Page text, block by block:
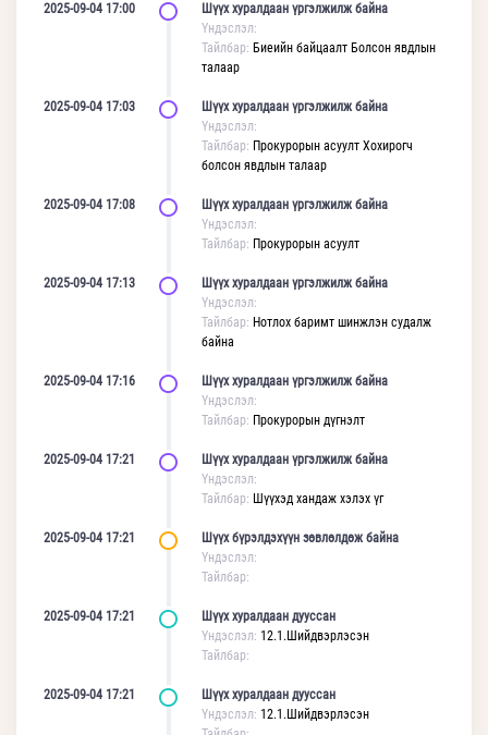
2025-09-04 17:00
Шүүх хуралдаан үргэлжилж байна
Үндэслэл:
Тайлбар: Биеийн байцаалт Болсон явдлын
талаар
2025-09-04 17:03
Шүүх хуралдаан үргэлжилж байна
Үндэслэл:
Тайлбар: Прокурорын асуулт Хохирогч
болсон явдлын талаар
2025-09-04 17:08
Шүүх хуралдаан үргэлжилж байна
Үндэслэл:
Тайлбар: Прокурорын асуулт
2025-09-04 17:13
Шүүх хуралдаан үргэлжилж байна
Үндэслэл:
Тайлбар: Нотлох баримт шинжлэн судалж
байна
2025-09-04 17:16
Шүүх хуралдаан үргэлжилж байна
Үндэслэл:
Тайлбар: Прокурорын дүгнэлт
2025-09-04 17:21
Шүүх хуралдаан үргэлжилж байна
Үндэслэл:
Тайлбар: Шүүхэд хандаж хэлэх үг
2025-09-04 17:21
Шүүх бүрэлдэхүүн зөвлөлдөж байна
Үндэслэл:
Тайлбар:
2025-09-04 17:21
Шүүх хуралдаан дууссан
Үндэслэл: 12.1.Шийдвэрлэсэн
Тайлбар:
2025-09-04 17:21
Шүүх хуралдаан дууссан
Үндэслэл: 12.1.Шийдвэрлэсэн